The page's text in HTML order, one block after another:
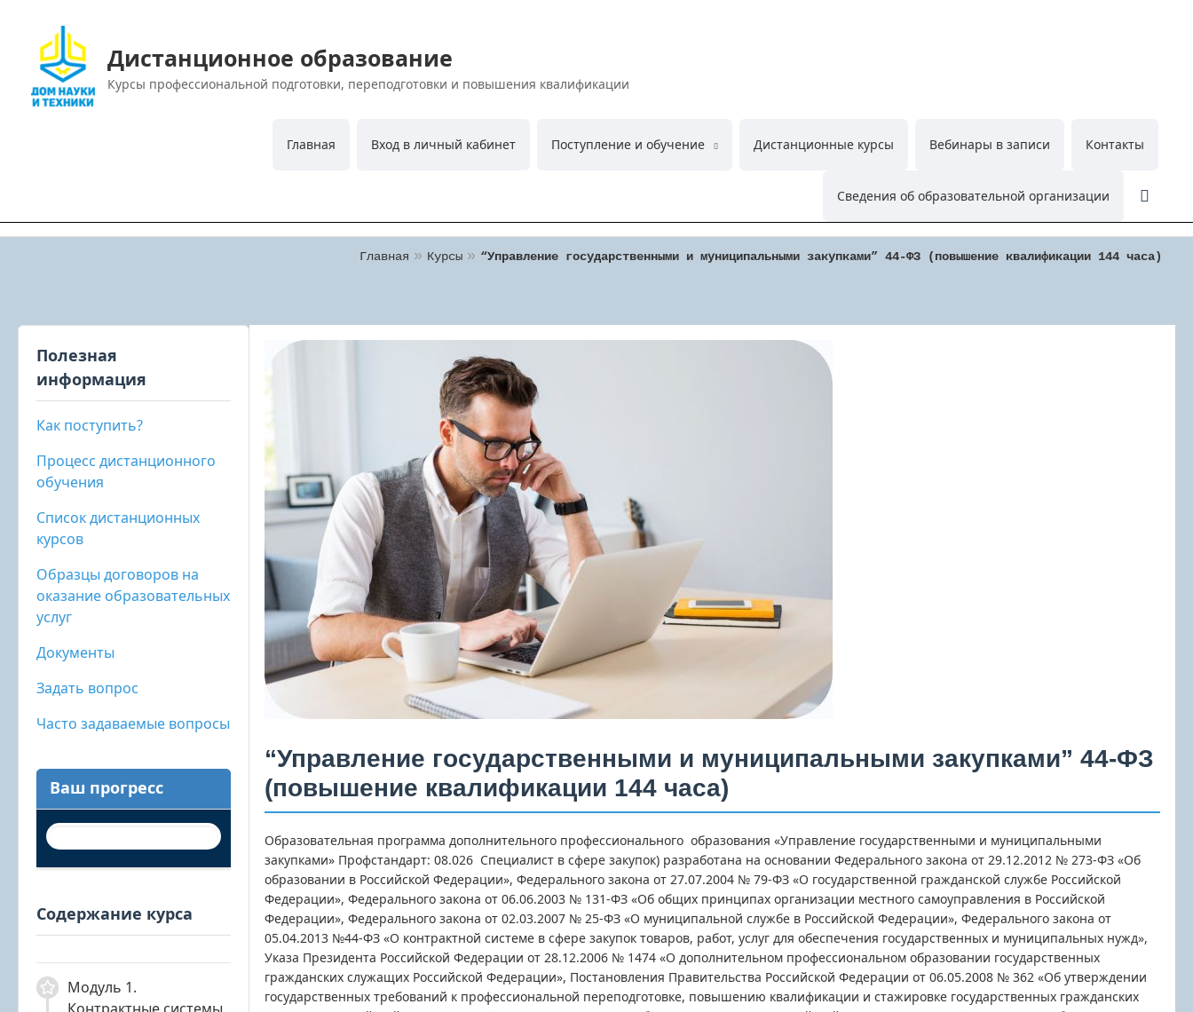
Дистанционное образование
Курсы профессиональной подготовки, переподготовки и повышения квалификации
Главная Вход в личный кабинет Поступление и обучение Дистанционные курсы Вебинары в записи Контакты
Сведения об образовательной организации Поиск
Главная Курсы “Управление государственными и муниципальными закупками” 44-ФЗ (повышение квалификации 144 часа)
Полезная
информация
Как поступить?
Процесс дистанционного
обучения
Список дистанционных
курсов
Образцы договоров на
оказание образовательных
услуг
Документы
Задать вопрос
Часто задаваемые вопросы
Ваш прогресс
Содержание курса
Модуль 1.
“Управление государственными и муниципальными закупками” 44-ФЗ
(повышение квалификации 144 часа)
Образовательная программа дополнительного профессионального образования «Управление государственными и муниципальными
закупками» Профстандарт: 08.026 Специалист в сфере закупок) разработана на основании Федерального закона от 29.12.2012 № 273-ФЗ «Об
образовании в Российской Федерации», Федерального закона от 27.07.2004 № 79-ФЗ «О государственной гражданской службе Российской
Федерации», Федерального закона от 06.06.2003 № 131-ФЗ «Об общих принципах организации местного самоуправления в Российской
Федерации», Федерального закона от 02.03.2007 № 25-ФЗ «О муниципальной службе в Российской Федерации», Федерального закона от
05.04.2013 №44-ФЗ «О контрактной системе в сфере закупок товаров, работ, услуг для обеспечения государственных и муниципальных нужд»,
Указа Президента Российской Федерации от 28.12.2006 № 1474 «О дополнительном профессиональном образовании государственных
гражданских служащих Российской Федерации», Постановления Правительства Российской Федерации от 06.05.2008 № 362 «Об утверждении
государственных требований к профессиональной переподготовке, повышению квалификации и стажировке государственных гражданских